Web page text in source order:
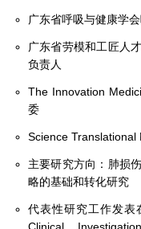
广东省呼吸与健康学
广东省劳模和工匠人
负责人
The Innovation
委
Science Translational
主要研究方向：肺损
略的基础和转化研究
代表性研究工作发表